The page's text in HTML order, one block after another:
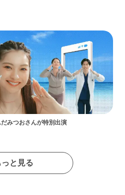
みつおさんが特別出演
っと見る